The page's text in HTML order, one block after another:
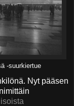
-suurkiertue
Nyt pääsen
isoista